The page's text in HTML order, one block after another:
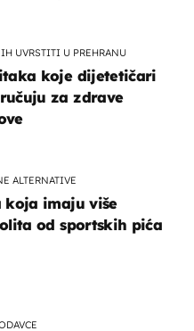
UVRSTITI U PREHRANU
koje dijetetičari
za zdrave
ALTERNATIVE
koja imaju više
od sportskih pića